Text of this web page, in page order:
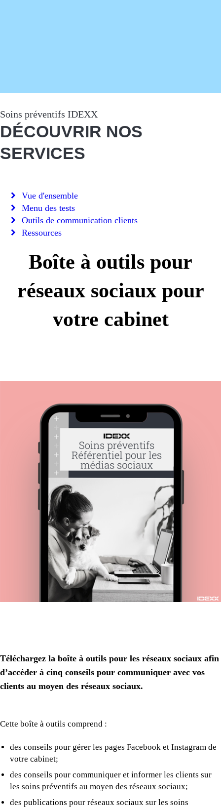
Soins préventifs IDEXX
DÉCOUVRIR NOS
SERVICES
Vue d'ensemble
Menu des tests
Outils de communication clients
Ressources
Boîte à outils pour
réseaux sociaux pour
votre cabinet
Téléchargez la boîte à outils pour les réseaux sociaux afin
d’accéder à cinq conseils pour communiquer avec vos
clients au moyen des réseaux sociaux.
Cette boîte à outils comprend :
des conseils pour gérer les pages Facebook et Instagram de
votre cabinet;
des conseils pour communiquer et informer les clients sur
les soins préventifs au moyen des réseaux sociaux;
des publications pour réseaux sociaux sur les soins